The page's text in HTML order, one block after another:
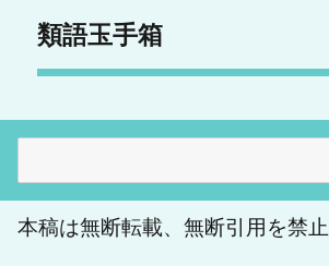
類語玉手箱
索:
本稿は無断転載、無断引用を禁止